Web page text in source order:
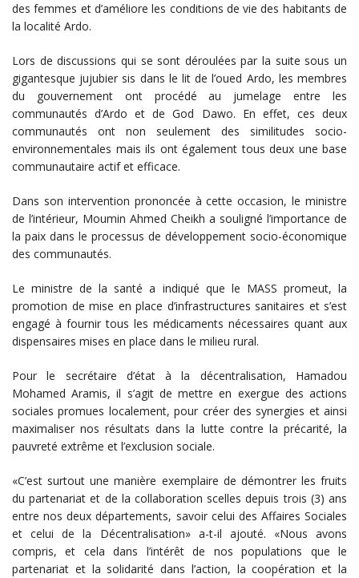
des femmes et d’améliore les conditions de vie des habitants de
la localité Ardo.
Lors de discussions qui se sont déroulées par la suite sous un
gigantesque jujubier sis dans le lit de l’oued Ardo, les membres
du gouvernement ont procédé au jumelage entre les
communautés d’Ardo et de God Dawo. En effet, ces deux
communautés ont non seulement des similitudes socio-
environnementales mais ils ont également tous deux une base
communautaire actif et efficace.
Dans son intervention prononcée à cette occasion, le ministre
de l’intérieur, Moumin Ahmed Cheikh a souligné l’importance de
la paix dans le processus de développement socio-économique
des communautés.
Le ministre de la santé a indiqué que le MASS promeut, la
promotion de mise en place d’infrastructures sanitaires et s’est
engagé à fournir tous les médicaments nécessaires quant aux
dispensaires mises en place dans le milieu rural.
Pour le secrétaire d’état à la décentralisation, Hamadou
Mohamed Aramis, il s’agit de mettre en exergue des actions
sociales promues localement, pour créer des synergies et ainsi
maximaliser nos résultats dans la lutte contre la précarité, la
pauvreté extrême et l’exclusion sociale.
«C’est surtout une manière exemplaire de démontrer les fruits
du partenariat et de la collaboration scelles depuis trois (3) ans
entre nos deux départements, savoir celui des Affaires Sociales
et celui de la Décentralisation» a-t-il ajouté. «Nous avons
compris, et cela dans l’intérêt de nos populations que le
partenariat et la solidarité dans l’action, la coopération et la